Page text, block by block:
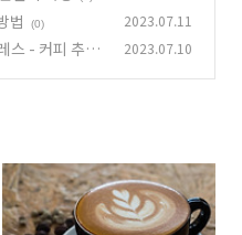
법 (0) 2023.07.11
스 - 커피 추출
2023.07.10